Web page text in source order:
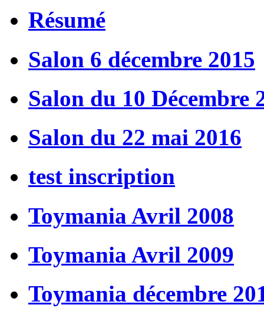
Résumé
Salon 6 décembre 2015
Salon du 10 Décembre
Salon du 22 mai 2016
test inscription
Toymania Avril 2008
Toymania Avril 2009
Toymania décembre